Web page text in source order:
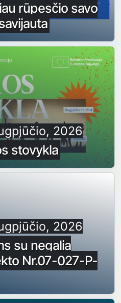
rūpesčio savo
2026
stovykla
2026
su negalia
Nr.07-027-P-